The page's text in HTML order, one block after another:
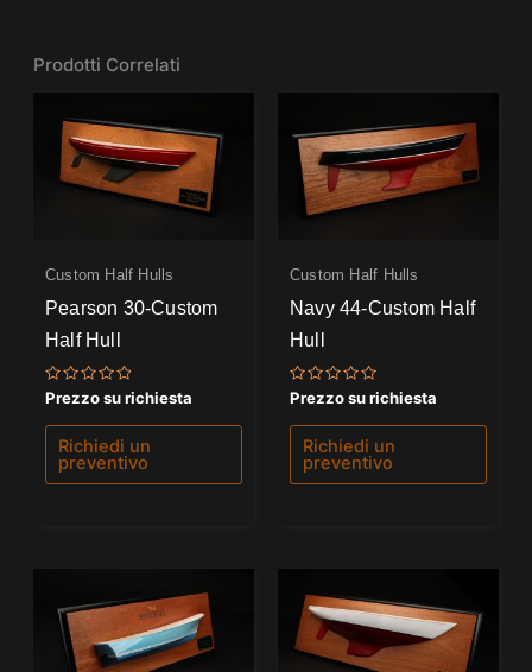
Prodotti Correlati
Custom Half Hulls
Pearson 30-Custom
Half Hull
Valutato
0
su
Prezzo su richiesta
Richiedi un
preventivo
Custom Half Hulls
Navy 44-Custom Half
Hull
Valutato
0
su
Prezzo su richiesta
Richiedi un
preventivo